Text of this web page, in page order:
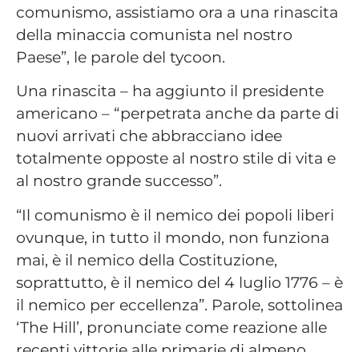
comunismo, assistiamo ora a una rinascita
della minaccia comunista nel nostro
Paese”, le parole del tycoon.
Una rinascita – ha aggiunto il presidente
americano – “perpetrata anche da parte di
nuovi arrivati che abbracciano idee
totalmente opposte al nostro stile di vita e
al nostro grande successo”.
“Il comunismo è il nemico dei popoli liberi
ovunque, in tutto il mondo, non funziona
mai, è il nemico della Costituzione,
soprattutto, è il nemico del 4 luglio 1776 – è
il nemico per eccellenza”. Parole, sottolinea
‘The Hill’, pronunciate come reazione alle